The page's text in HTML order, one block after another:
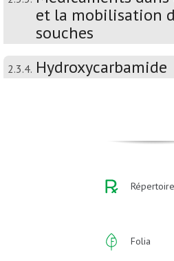
et la mobilisation
souches
2.3.4. Hydroxycarbamide
Répertoire
Folia